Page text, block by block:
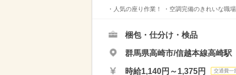
・人気の座り作業！ ・空調完備のきれいな職
梱包・仕分け・検品
群馬県高崎市/信越本線高崎駅
時給1,140円～1,375円 交通費一